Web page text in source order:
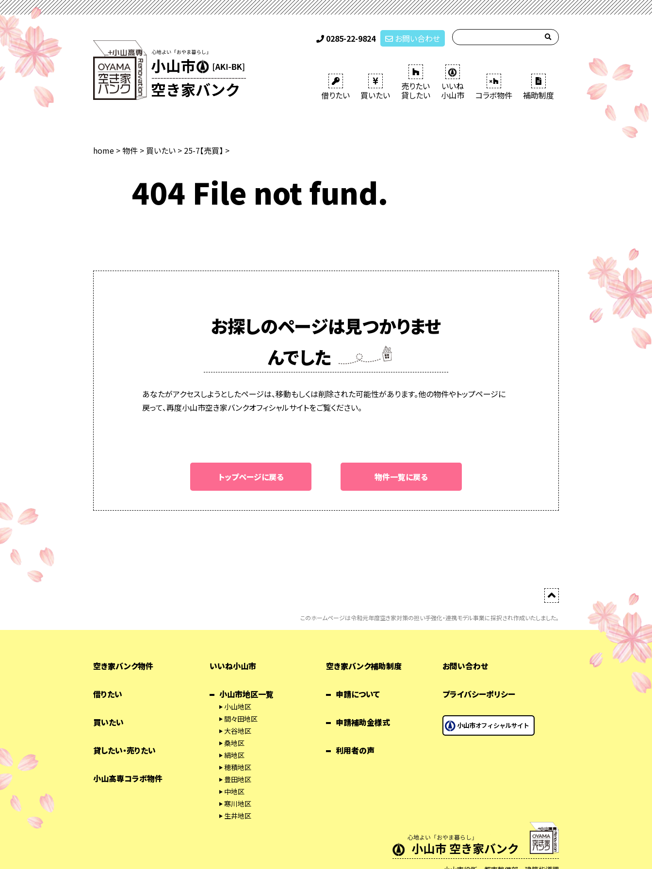
0285-22-9824 お問い合わせ
借りたい 買いたい
売りたい
貸したい
いいね
小山市 コラボ物件 補助制度
home > 物件 > 買いたい > 25-7【売買】 >
404 File not fund.
お探しのページは見つかりませ
んでした
あなたがアクセスしようとしたページは、移動もしくは削除された可能性があります。他の物件やトップページに
戻って、再度小山市空き家バンクオフィシャルサイトをご覧ください。
トップページに戻る 物件一覧に戻る
このホームページは令和元年度空き家対策の担い手強化・連携モデル事業に採択され作成いたしました。
空き家バンク物件
借りたい
買いたい
貸したい・売りたい
小山高専コラボ物件
いいね小山市
小山市地区一覧
小山地区
間々田地区
大谷地区
桑地区
絹地区
穂積地区
豊田地区
中地区
寒川地区
生井地区
空き家バンク補助制度
申請について
申請補助金様式
利用者の声
お問い合わせ
プライバシーポリシー